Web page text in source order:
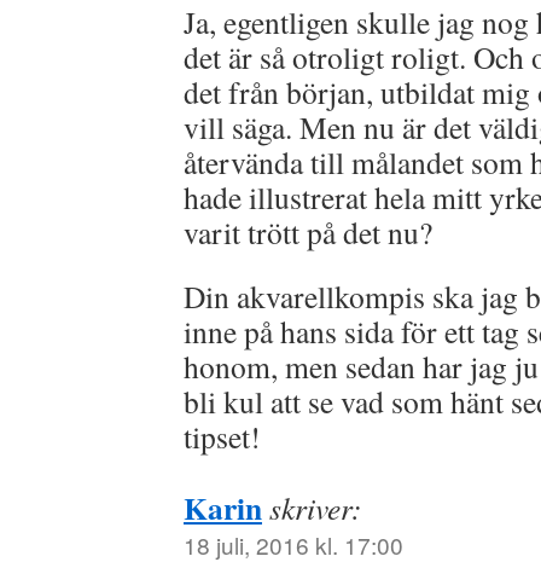
Ja, egentligen skulle jag
det är så otroligt roligt. Och
det från början, utbildat mig
vill säga. Men nu är det
återvända till målandet som
hade illustrerat hela mitt
varit trött på det nu?
Din akvarellkompis ska jag
inne på hans sida för ett tag
honom, men sedan har jag
bli kul att se vad som hänt
tipset!
Karinskriver:
18 juli, 2016 kl. 17:00